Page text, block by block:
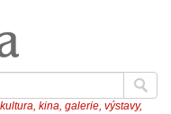
kina, galerie, výstavy,